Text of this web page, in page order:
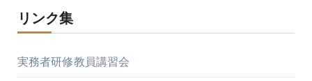
リンク集
実務者研修教員講習会